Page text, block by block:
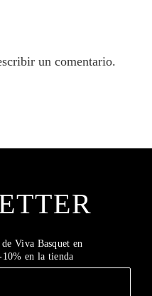
un comentario.
Viva Basquet en
en la tienda